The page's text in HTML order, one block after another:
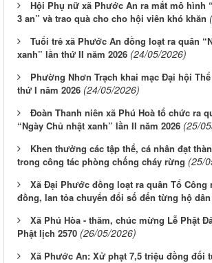
Hội Phụ nữ xã Phước An ra mắt mô hình
3 an” và trao quà cho cho hội viên khó khăn
Tuổi trẻ xã Phước An đồng loạt ra quân
xanh” lần thứ II năm 2026 (24/05/2026)
Phường Nhơn Trạch khai mạc Đại hội
thứ I năm 2026 (24/05/2026)
Đoàn Thanh niên xã Phú Hoà tổ chức ra
“Ngày Chủ nhật xanh” lần II năm 2026 (25/
Khen thưởng các tập thể, cá nhân đạt
trong công tác phòng chống cháy rừng (25/
Xã Đại Phước đồng loạt ra quân Tổ Công
đồng, lan tỏa chuyển đổi số đến từng hộ dân
Xã Phú Hòa - thăm, chúc mừng Lễ Phật
Phật lịch 2570 (26/05/2026)
Xã Phước An: Xử phạt 7,5 triệu đồng đối